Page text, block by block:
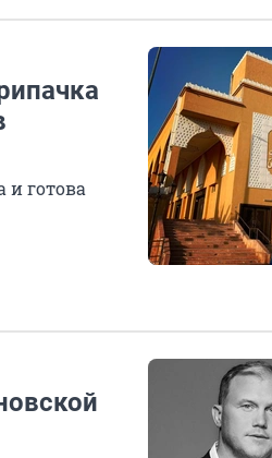
и готова